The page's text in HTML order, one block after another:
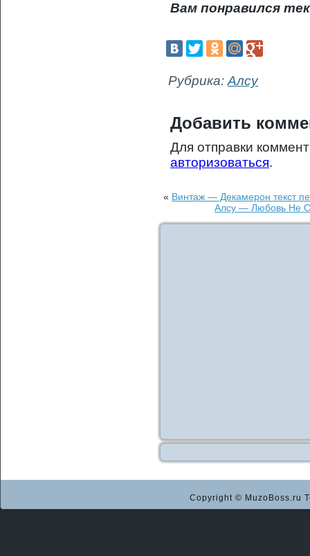
Вам понравился
Рубрика: Алсу
Добавить
Для отправки
авторизоваться.
« Винтаж — Декамерон текст
Алсу — Любовь Не
Copyright © MuzoBoss.ru